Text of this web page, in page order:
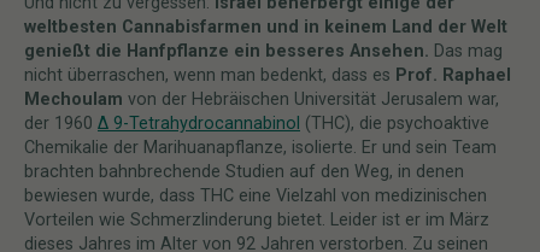
weltbesten Cannabisfarmen und in keinem Land der Welt
genießt die Hanfpflanze ein besseres Ansehen. Das mag
nicht überraschen, wenn man bedenkt, dass es Prof. Raphael
Mechoulam von der Hebräischen Universität Jerusalem war,
der 1960 Δ 9-Tetrahydrocannabinol (THC), die psychoaktive
Chemikalie der Marihuanapflanze, isolierte. Er und sein Team
brachten bahnbrechende Studien auf den Weg, in denen
bewiesen wurde, dass THC eine Vielzahl von medizinischen
Vorteilen wie Schmerzlinderung bietet. Leider ist er im März
dieses Jahres im Alter von 92 Jahren verstorben. Zu seinen